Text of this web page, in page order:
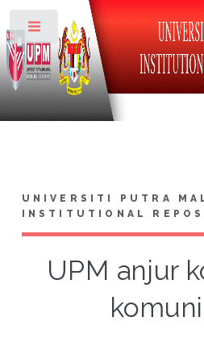
UNIVERSITI PUTRA
INSTITUTIONAL
UPM anjur
Toggle